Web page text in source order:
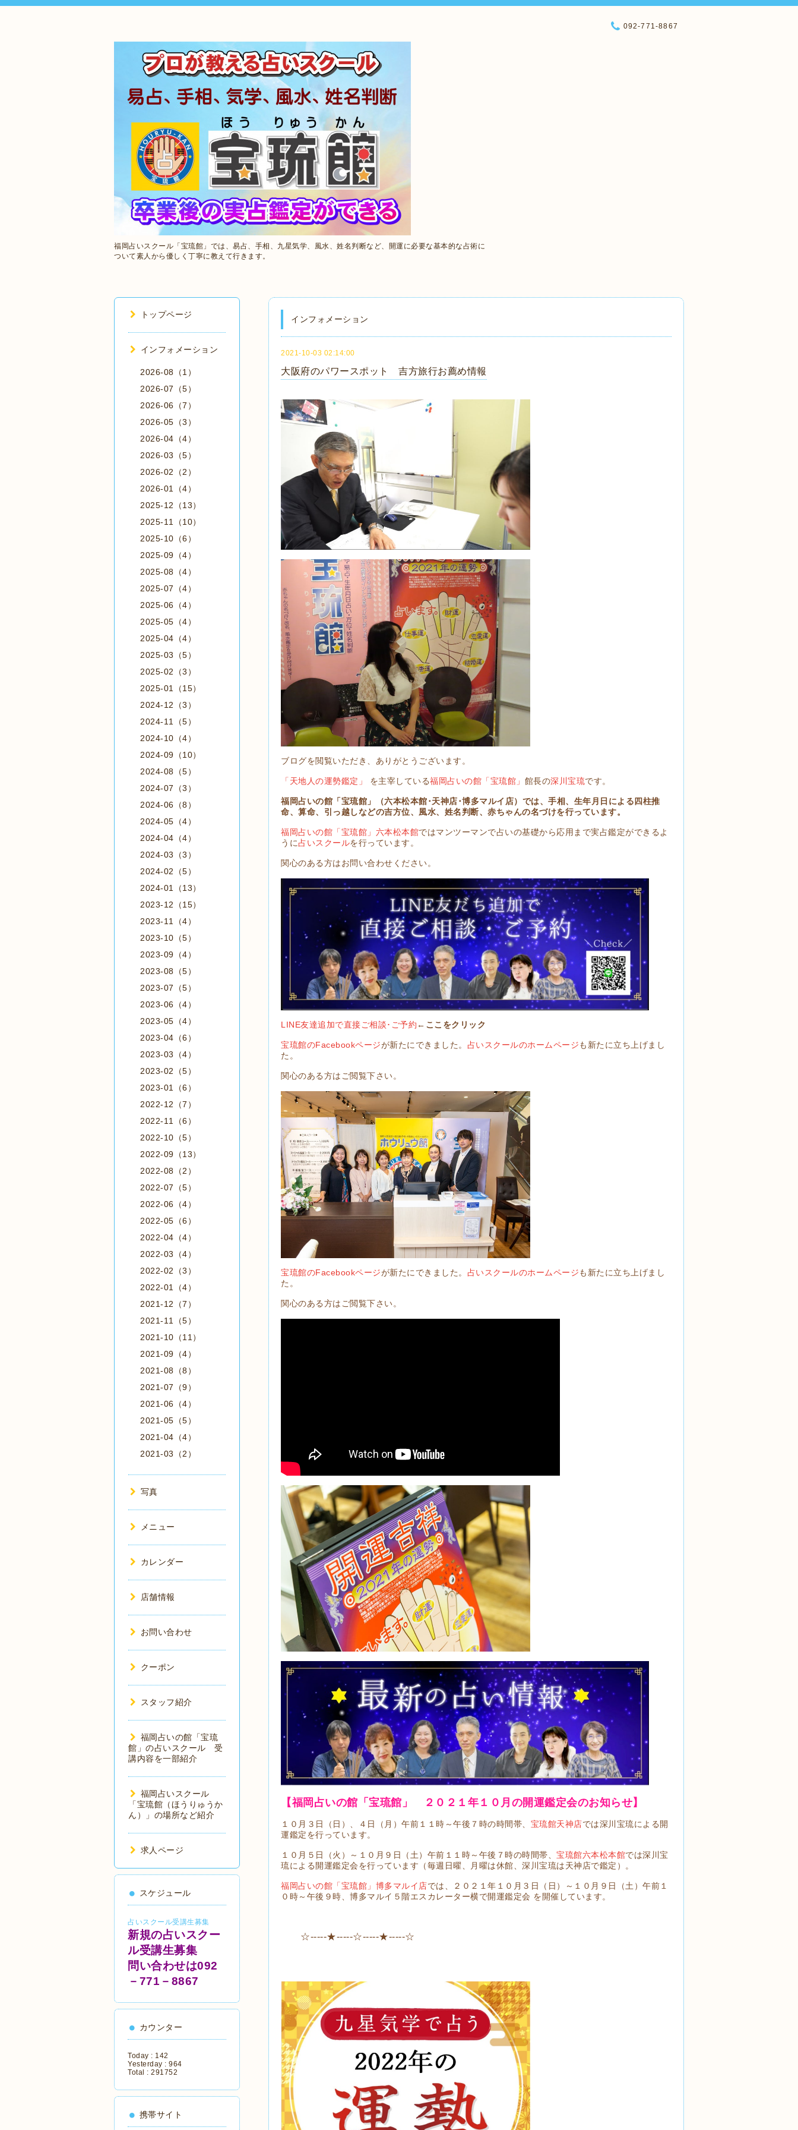
福岡占いスクール「宝琉館」では、易占、手相、九星気学、風水、姓名判断など、開運に必要な基本的な占術に
ついて素人から優しく丁寧に教えて行きます。
092-771-8867
インフォメーション
2021-10-03 02:14:00
大阪府のパワースポット 吉方旅行お薦め情報
ブログを閲覧いただき、ありがとうございます。
「天地人の運勢鑑定」 を主宰している福岡占いの館「宝琉館」 館長の深川宝琉です。
福岡占いの館「宝琉館」（六本松本館･天神店･博多マルイ店）では、手相、生年月日による四柱推
命、算命、引っ越しなどの吉方位、風水、姓名判断、赤ちゃんの名づけを行っています。
福岡占いの館「宝琉館」六本松本館ではマンツーマンで占いの基礎から応用まで実占鑑定ができるよ
うに占いスクールを行っています。
関心のある方はお問い合わせください。
LINE友達追加で直接ご相談･ご予約 ←ここをクリック
宝琉館のFacebookページが新たにできました。 占いスクールのホームページも新たに立ち上げまし
た。
関心のある方はご閲覧下さい。
宝琉館のFacebookページが新たにできました。 占いスクールのホームページも新たに立ち上げまし
た。
関心のある方はご閲覧下さい。
【福岡占いの館「宝琉館」 ２０２１年１０ 月の開運鑑定会のお知らせ】
１０月３日（日）、４日（月）午前１１時～午後７時の時間帯、 宝琉館天神店では深川宝琉による開
運鑑定を行っています。
１０月５日（火）～１０月９日（土）午前１１時～午後７時の時間帯、 宝琉館六本松本館では深川宝
琉による開運鑑定会を行っています（毎週日曜、月曜は休館、深川宝琉は天神店で鑑定）。
福岡占いの館「宝琉館」博多マルイ店では、２０２１年１０月３日（日）～１０月９日（土）午前１
０時～午後９時、博多マルイ５階エスカレーター横で開運鑑定会 を開催しています。
☆-----★-----☆-----★-----☆
トップページ
インフォメーション
2026-08（1）
2026-07（5）
2026-06（7）
2026-05（3）
2026-04（4）
2026-03（5）
2026-02（2）
2026-01（4）
2025-12（13）
2025-11（10）
2025-10（6）
2025-09（4）
2025-08（4）
2025-07（4）
2025-06（4）
2025-05（4）
2025-04（4）
2025-03（5）
2025-02（3）
2025-01（15）
2024-12（3）
2024-11（5）
2024-10（4）
2024-09（10）
2024-08（5）
2024-07（3）
2024-06（8）
2024-05（4）
2024-04（4）
2024-03（3）
2024-02（5）
2024-01（13）
2023-12（15）
2023-11（4）
2023-10（5）
2023-09（4）
2023-08（5）
2023-07（5）
2023-06（4）
2023-05（4）
2023-04（6）
2023-03（4）
2023-02（5）
2023-01（6）
2022-12（7）
2022-11（6）
2022-10（5）
2022-09（13）
2022-08（2）
2022-07（5）
2022-06（4）
2022-05（6）
2022-04（4）
2022-03（4）
2022-02（3）
2022-01（4）
2021-12（7）
2021-11（5）
2021-10（11）
2021-09（4）
2021-08（8）
2021-07（9）
2021-06（4）
2021-05（5）
2021-04（4）
2021-03（2）
写真
メニュー
カレンダー
店舗情報
お問い合わせ
クーポン
スタッフ紹介
福岡占いの館「宝琉
館」の占いスクール 受
講内容を一部紹介
福岡占いスクール
「宝琉館（ほうりゅうか
ん）」の場所など紹介
求人ページ
スケジュール
占いスクール受講生募集
新規の占いスクー
ル受講生募集
問い合わせは092
－771－8867
カウンター
Today : 142
Yesterday : 964
Total : 291752
携帯サイト